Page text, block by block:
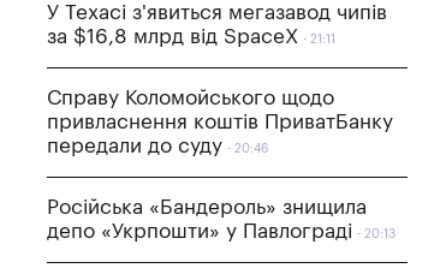
У Техасі з'явиться мегазавод чипів
за $16,8 млрд від SpaceX
21:11
Справу Коломойського щодо
привласнення коштів ПриватБанку
передали до суду
20:46
Російська «Бандероль» знищила
депо «Укрпошти» у Павлограді
20:13